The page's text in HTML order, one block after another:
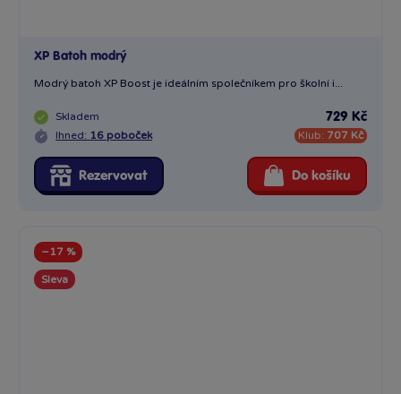
XP Batoh modrý
Modrý batoh XP Boost je ideálním společníkem pro školní i...
Skladem
Ihned: 16 poboček
729 Kč
Klub: 707 Kč
Rezervovat Do košíku
−17 %
Sleva